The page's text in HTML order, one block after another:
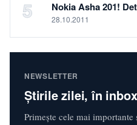
5 Nokia Asha 201!
28.10.2011
NEWSLETTER
Știrile zilei, în inbox
Primește cele mai